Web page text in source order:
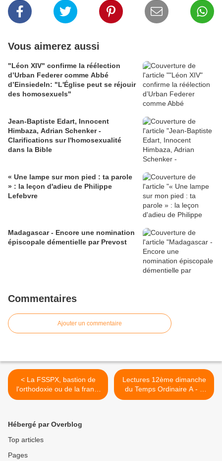
Vous aimerez aussi
"Léon XIV" confirme la réélection
d’Urban Federer comme Abbé
d’Einsiedeln: "L'Église peut se réjouir
des homosexuels"
Jean-Baptiste Edart, Innocent
Himbaza, Adrian Schenker -
Clarifications sur l'homosexualité
dans la Bible
« Une lampe sur mon pied : ta parole
» : la leçon d'adieu de Philippe
Lefebvre
Madagascar - Encore une nomination
épiscopale démentielle par Prevost
Commentaires
Ajouter un commentaire
< La FSSPX, bastion de
l'orthodoxie ou de la franc-
maçonnerie ?
Lectures 12ème dimanche
du Temps Ordinaire A - «
Ne craignez pas ceux qui
Hébergé par Overblog
Top articles
Pages